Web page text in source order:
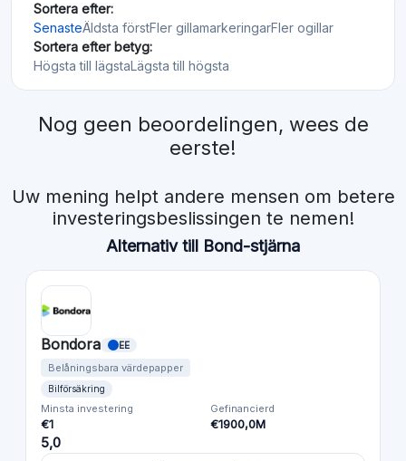
Sortera efter:
SenasteÄldsta förstFler gillamarkeringarFler ogillar
Sortera efter betyg:
Högsta till lägstaLägsta till högsta
Nog geen beoordelingen, wees de
eerste!
Uw mening helpt andere mensen om betere
investeringsbeslissingen te nemen!
Alternativ till Bond-stjärna
Bondora EE
Belåningsbara värdepapper
Bilförsäkring
Minsta investering
€1
Gefinancierd
€1900,0M
5,0